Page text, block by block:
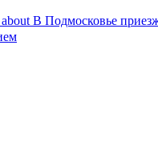
about В Подмосковье